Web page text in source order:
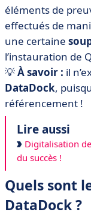
éléments de
effectués de
une certaine
l’instauration de
💡À savoir : il
DataDock,
référencement !
Lire aussi
Digitalisation
du succès !
Quels sont
DataDock ?